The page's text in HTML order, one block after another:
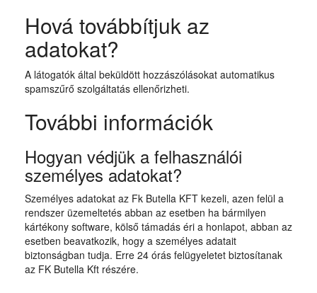
Hová továbbítjuk az
adatokat?
A látogatók által beküldött hozzászólásokat automatikus
spamszűrő szolgáltatás ellenőrizheti.
További információk
Hogyan védjük a felhasználói
személyes adatokat?
Személyes adatokat az Fk Butella KFT kezeli, azen felül a
rendszer üzemeltetés abban az esetben ha bármilyen
kártékony software, kölső támadás éri a honlapot, abban az
esetben beavatkozik, hogy a személyes adatait
biztonságban tudja. Erre 24 órás felügyeletet biztosítanak
az FK Butella Kft részére.